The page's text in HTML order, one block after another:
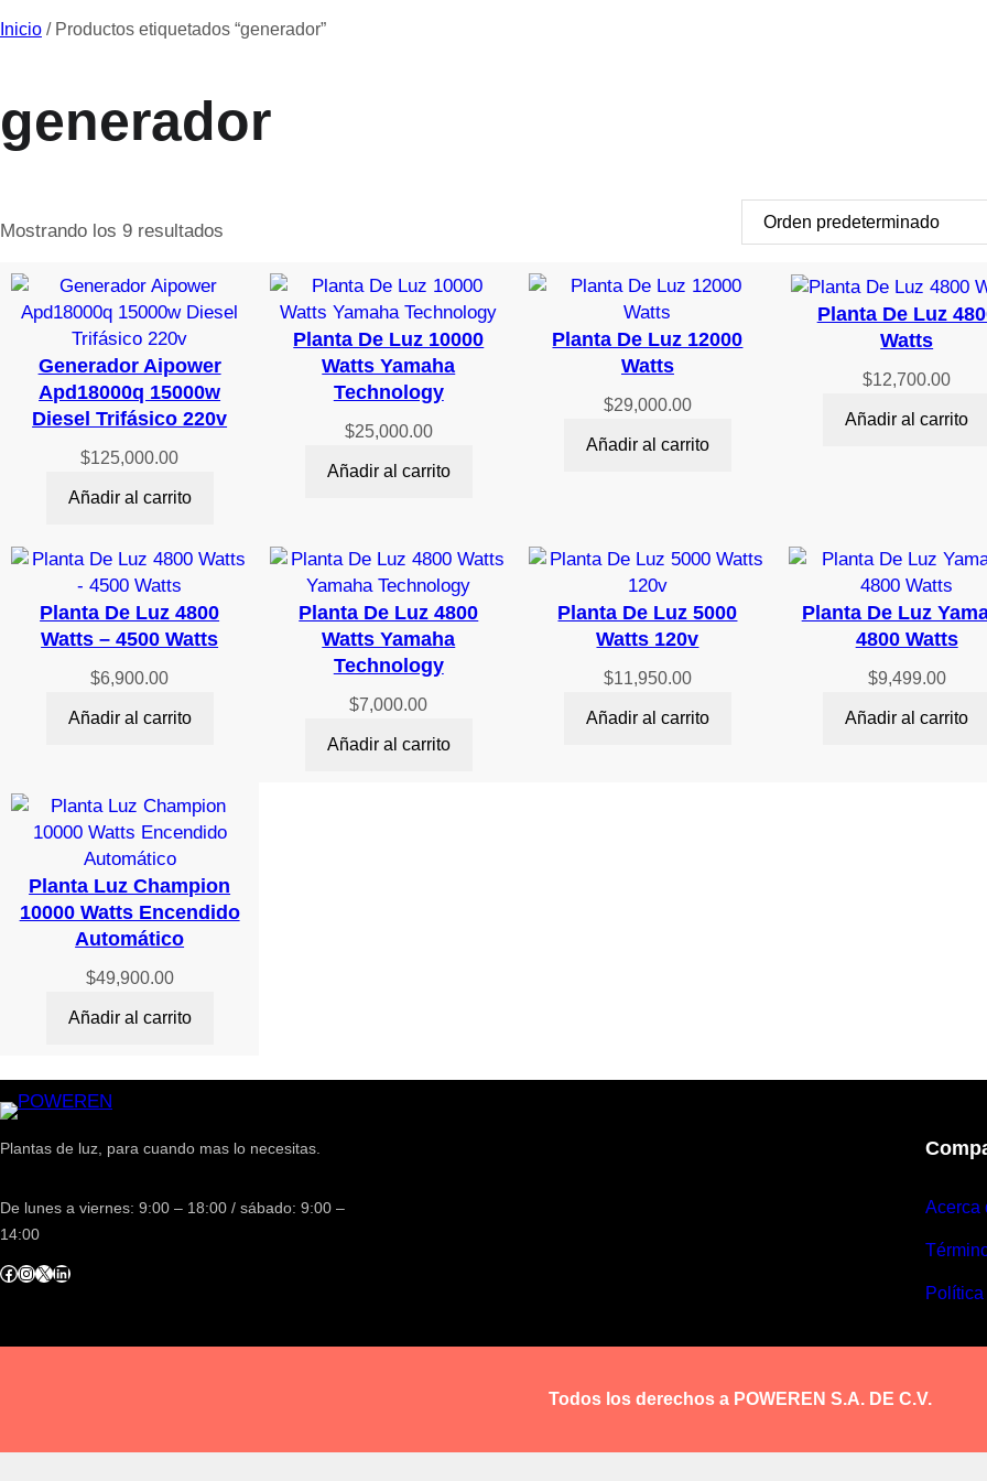
Inicio / Productos etiquetados “generador”
generador
Mostrando los 9 resultados
Generador Aipower
Apd18000q 15000w
Diesel Trifásico 220v
$125,000.00
Añadir al carrito
Planta De Luz 10000
Watts Yamaha
Technology
$25,000.00
Añadir al carrito
Planta De Luz 12000
Watts
$29,000.00
Añadir al carrito
Planta De Luz
Watts
$12,700.00
Añadir al carrito
Planta De Luz 4800
Watts – 4500 Watts
$6,900.00
Añadir al carrito
Planta De Luz 4800
Watts Yamaha
Technology
$7,000.00
Añadir al carrito
Planta De Luz 5000
Watts 120v
$11,950.00
Añadir al carrito
Planta De Luz
4800 Watts
$9,499.00
Añadir al carrito
Planta Luz Champion
10000 Watts Encendido
Automático
$49,900.00
Añadir al carrito
Plantas de luz, para cuando mas lo necesitas.
De lunes a viernes: 9:00 – 18:00 / sábado: 9:00 –
14:00
Facebook InstagramX LinkedIn
Acerca
Todos los derechos a POWEREN S.A. DE C.V.